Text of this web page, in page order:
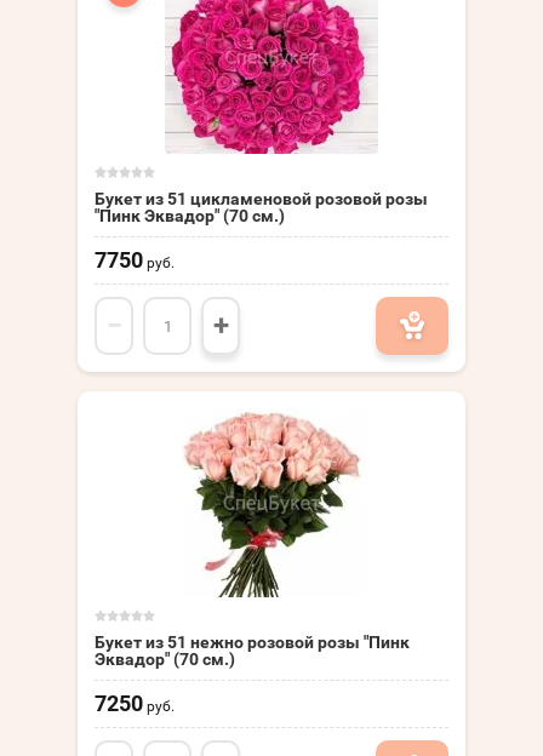
Букет из 51 цикламеновой розовой розы
"Пинк Эквадор" (70 см.)
7750 руб.
− +
Букет из 51 нежно розовой розы "Пинк
Эквадор" (70 см.)
7250 руб.